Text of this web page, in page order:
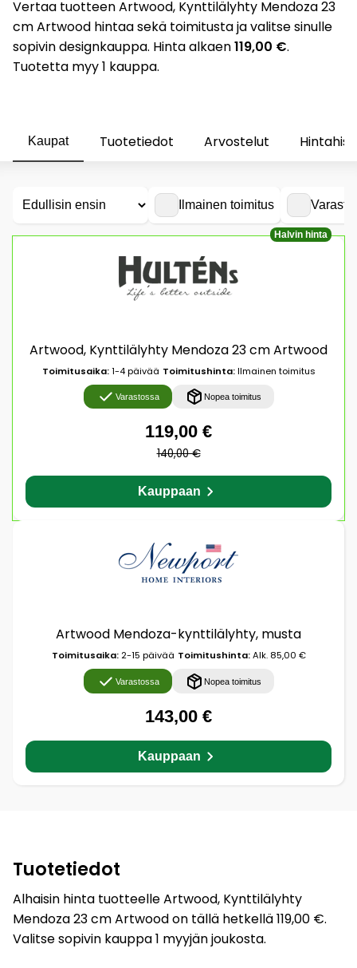
Vertaa tuotteen Artwood, Kynttilälyhty Mendoza 23
cm Artwood hintaa sekä toimitusta ja valitse sinulle
sopivin designkauppa. Hinta alkaen119,00 €.
Tuotetta myy 1 kauppa.
Kaupat Tuotetiedot Arvostelut
Ilmainen toimitus
Halvin hinta
Artwood, Kynttilälyhty Mendoza 23 cm Artwood
Toimitusaika:1-4 päivää Toimitushinta:Ilmainen toimitus
Varastossa Nopea toimitus
119,00 €
140,00 €
Kauppaan
Artwood Mendoza-kynttilälyhty, musta
Toimitusaika:2-15 päivää Toimitushinta:Alk. 85,00 €
Varastossa Nopea toimitus
143,00 €
Kauppaan
Tuotetiedot
Alhaisin hinta tuotteelle Artwood, Kynttilälyhty
Mendoza 23 cm Artwood on tällä hetkellä 119,00 €.
Valitse sopivin kauppa 1 myyjän joukosta.